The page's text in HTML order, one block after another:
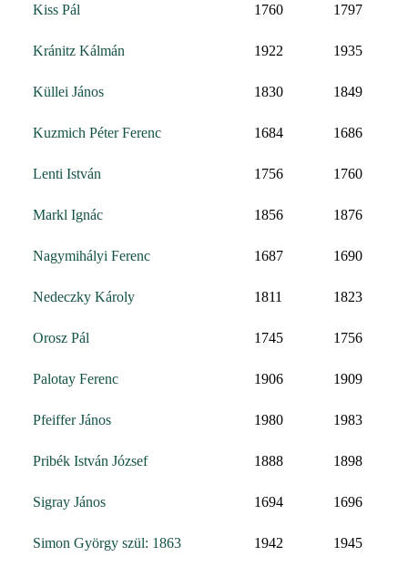
Kiss Pál 1760 1797
Kránitz Kálmán 1922 1935
Küllei János 1830 1849
Kuzmich Péter Ferenc 1684 1686
Lenti István 1756 1760
Markl Ignác 1856 1876
Nagymihályi Ferenc 1687 1690
Nedeczky Károly 1811 1823
Orosz Pál 1745 1756
Palotay Ferenc 1906 1909
Pfeiffer János 1980 1983
Pribék István József 1888 1898
Sigray János 1694 1696
Simon György szül: 1863 1942 1945